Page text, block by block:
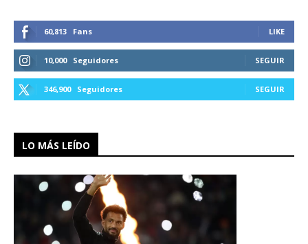
60,813 Fans LIKE
10,000 Seguidores SEGUIR
346,900 Seguidores SEGUIR
LO MÁS LEÍDO